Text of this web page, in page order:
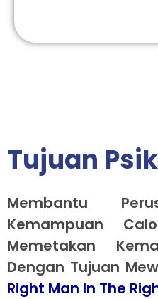
Tujuan
Membantu
Kemampuan
Memetakan
Dengan Tujuan
Right Man In The